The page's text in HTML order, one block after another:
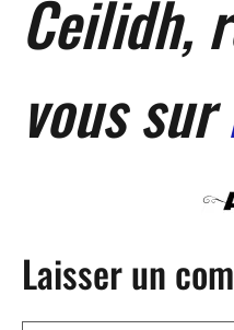
Ceilidh,
vous sur
Laisser un